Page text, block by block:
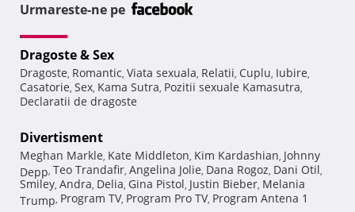
Urmareste-ne pe
Dragoste & Sex
Dragoste, Romantic, Viata sexuala, Relatii, Cuplu, Iubire,
Casatorie, Sex, Kama Sutra, Pozitii sexuale Kamasutra,
Declaratii de dragoste
Divertisment
Meghan Markle, Kate Middleton, Kim Kardashian, Johnny
Depp, Teo Trandafir, Angelina Jolie, Dana Rogoz, Dani Otil,
Smiley, Andra, Delia, Gina Pistol, Justin Bieber, Melania
Trump, Program TV, Program Pro TV, Program Antena 1